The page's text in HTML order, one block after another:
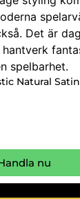
Natural Satin
nu